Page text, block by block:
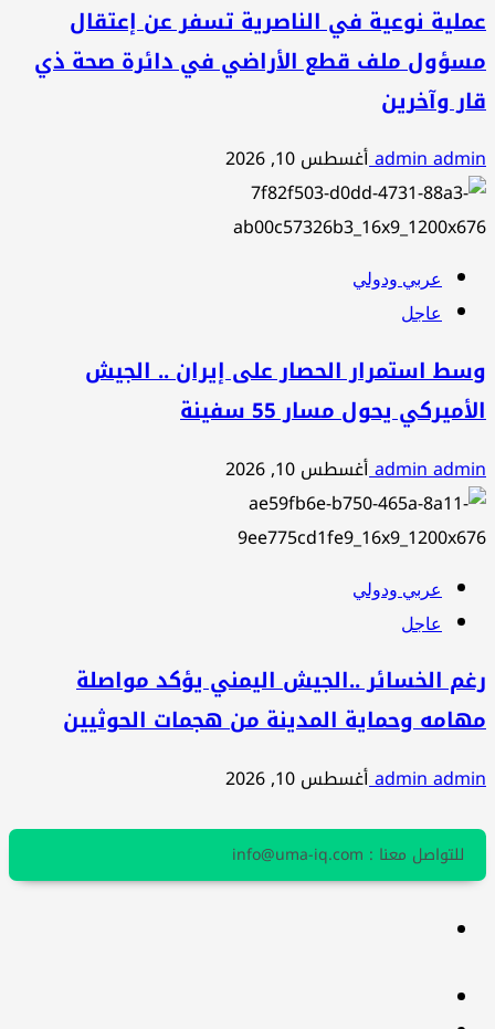
عملية نوعية في الناصرية تسفر عن إعتقال
مسؤول ملف قطع الأراضي في دائرة صحة ذي
قار وآخرين
admin adminأغسطس 10, 2026
عربي ودولي
عاجل
وسط استمرار الحصار على إيران .. الجيش
الأميركي يحول مسار 55 سفينة
admin adminأغسطس 10, 2026
عربي ودولي
عاجل
رغم الخسائر ..الجيش اليمني يؤكد مواصلة
مهامه وحماية المدينة من هجمات الحوثيين
admin adminأغسطس 10, 2026
للتواصل معنا : info@uma-iq.com